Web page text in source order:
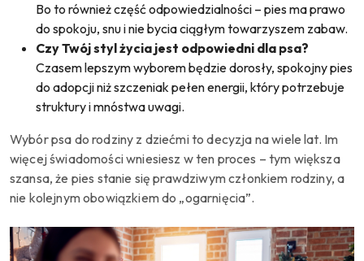
Bo to również część odpowiedzialności – pies ma prawo
do spokoju, snu i nie bycia ciągłym towarzyszem zabaw.
Czy Twój styl życia jest odpowiedni dla psa?
Czasem lepszym wyborem będzie dorosły, spokojny pies
do adopcji niż szczeniak pełen energii, który potrzebuje
struktury i mnóstwa uwagi.
Wybór psa do rodziny z dziećmi to decyzja na wiele lat. Im
więcej świadomości wniesiesz w ten proces – tym większa
szansa, że pies stanie się prawdziwym członkiem rodziny, a
nie kolejnym obowiązkiem do „ogarnięcia”.